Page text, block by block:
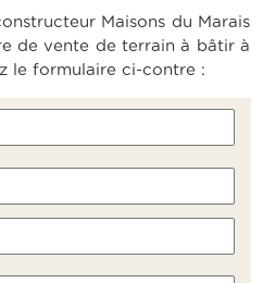
Maisons du Marais
de vente de terrain à bâtir à
le formulaire ci-contre :